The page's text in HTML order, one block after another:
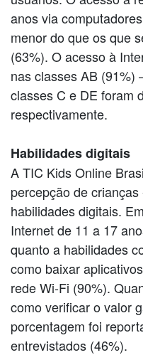
anos via
menor do que os que
(63%). O acesso à
nas classes AB (91%)
classes C e DE foram
respectivamente.
Habilidades digitais
A TIC Kids Online
percepção de
habilidades digitais.
Internet de 11 a 17
quanto a habilidades
como baixar
rede Wi-Fi (90%).
como verificar o valor
porcentagem foi
entrevistados (46%).